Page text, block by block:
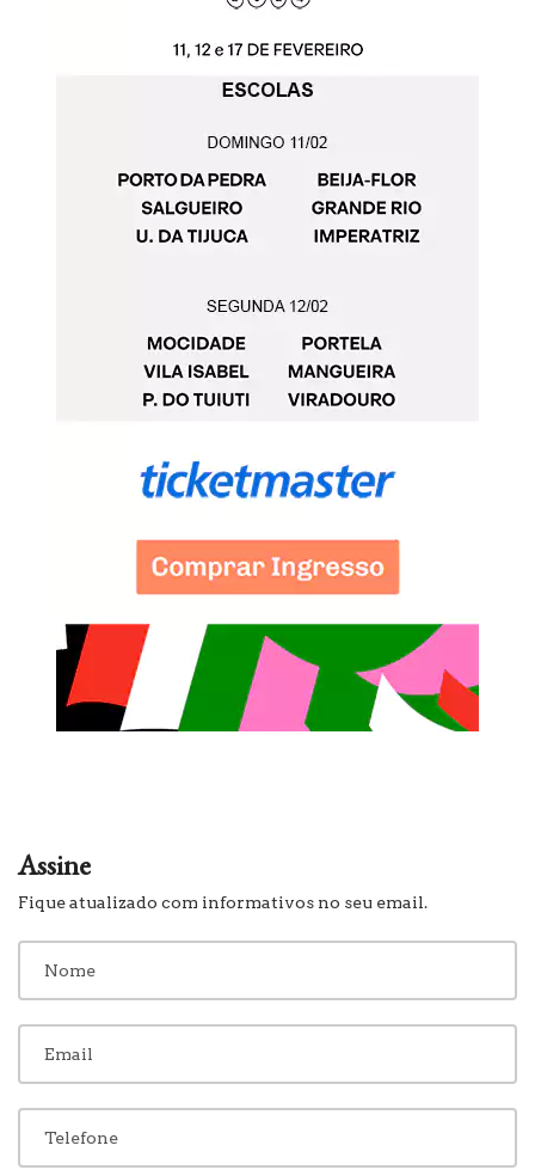
Assine
Fique atualizado com informativos no seu email.